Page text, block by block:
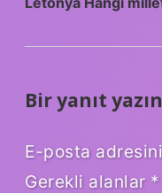
Bir yanıt yazın
E-posta
Gerekli alanlar *